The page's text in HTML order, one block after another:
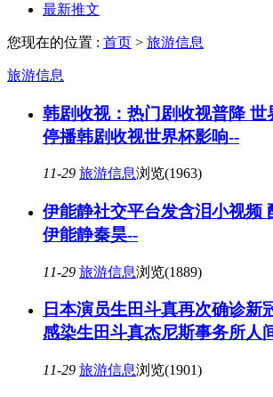
最新推文
您现在的位置 : 首页 > 旅游信息
旅游信息
韩剧收视：热门剧收视普降 世
停播韩剧收视世界杯影响--
11-29 旅游信息浏览(1963)
伊能静社交平台发含泪小视频
伊能静秦昊--
11-29 旅游信息浏览(1889)
日本演员生田斗真再次确诊新
感染生田斗真杰尼斯事务所人
11-29 旅游信息浏览(1901)